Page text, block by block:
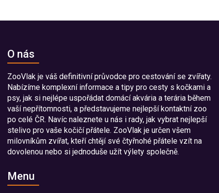
O nás
ZooVlak je váš definitivní průvodce pro cestování se zvířaty.
Nabízíme komplexní informace a tipy pro cesty s kočkami a
psy, jak si nejlépe uspořádat domácí akvária a terária během
vaší nepřítomnosti, a představujeme nejlepší kontaktní zoo
po celé ČR. Navíc naleznete u nás i rady, jak vybrat nejlepší
stelivo pro vaše kočičí přátele. ZooVlak je určen všem
milovníkům zvířat, kteří chtějí své čtyřnohé přátele vzít na
dovolenou nebo si jednoduše užít výlety společně.
Menu